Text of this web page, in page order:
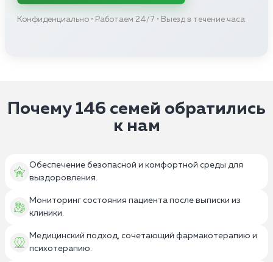
Конфиденциально • Работаем 24/7 • Выезд в течение часа
Почему 146 семей обратились
к нам
Обеспечение безопасной и комфортной среды для
выздоровления.
Мониторинг состояния пациента после выписки из
клиники.
Медицинский подход, сочетающий фармакотерапию и
психотерапию.